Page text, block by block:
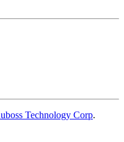
Technology Corp.